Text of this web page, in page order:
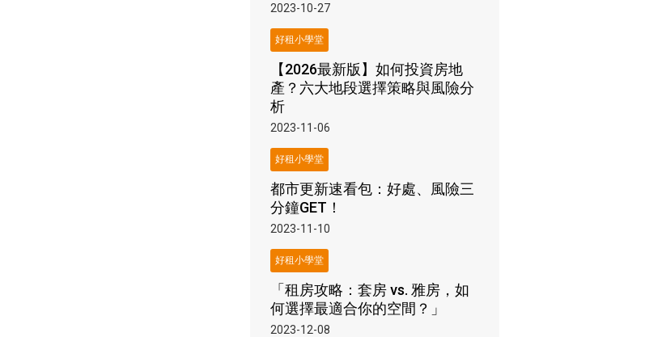
2023-10-27
好租小學堂
【2026最新版】如何投資房地
產？六大地段選擇策略與風險分
析
2023-11-06
好租小學堂
都市更新速看包：好處、風險三
分鐘GET！
2023-11-10
好租小學堂
「租房攻略：套房 vs. 雅房，如
何選擇最適合你的空間？」
2023-12-08